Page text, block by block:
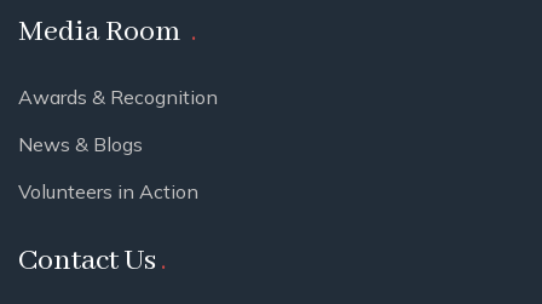
Media Room
Awards & Recognition
News & Blogs
Volunteers in Action
Contact Us